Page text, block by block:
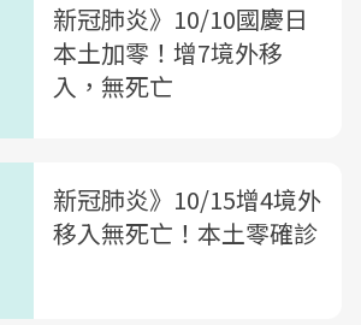
新冠肺炎》10/10國慶日
本土加零！增7境外移
入，無死亡
新冠肺炎》10/15增4境外
移入無死亡！本土零確診